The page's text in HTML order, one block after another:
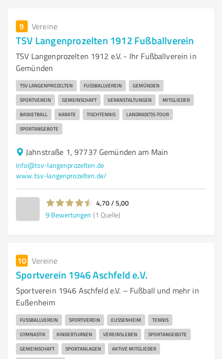
9 Vereine
TSV Langenprozelten 1912 Fußballverein
TSV Langenprozelten 1912 e.V. - Ihr Fußballverein in
Gemünden
TSV LANGENPROZELTEN FUSSBALLVEREIN GEMÜNDEN
SPORTVEREIN GEMEINSCHAFT VERANSTALTUNGEN MITGLIEDER
BASKETBALL KARATE TISCHTENNIS LANDRAD(T)S-TOUR
SPORTANGEBOTE
Jahnstraße 1, 97737 Gemünden am Main
info@tsv-langenprozelten.de
www.tsv-langenprozelten.de/
4,70 / 5,00
9 Bewertungen (1 Quelle)
10 Vereine
Sportverein 1946 Aschfeld e.V.
Sportverein 1946 Aschfeld e.V. – Fußball und mehr in
Eußenheim
FUSSBALLVEREIN SPORTVEREIN EUSSENHEIM TENNIS
GYMNASTIK KINDERTURNEN VEREINSLEBEN SPORTANGEBOTE
GEMEINSCHAFT SPORTANLAGEN AKTIVE MITGLIEDER